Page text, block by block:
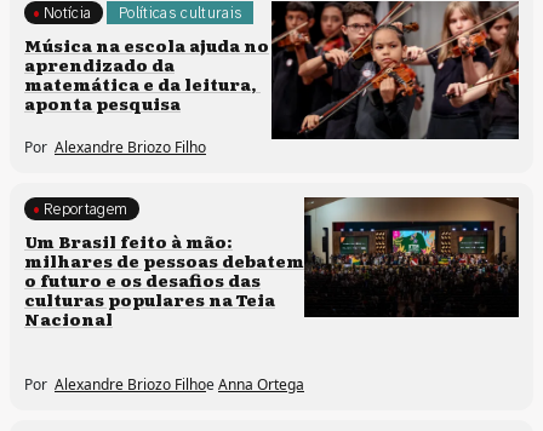
Notícia Políticas culturais
Música na escola ajuda no
aprendizado da
matemática e da leitura,
aponta pesquisa
Por Alexandre Briozo Filho
Culturas populares
Políticas culturais
Reportagem
Um Brasil feito à mão:
milhares de pessoas debatem
o futuro e os desafios das
culturas populares na Teia
Nacional
Por Alexandre Briozo FilhoeAnna Ortega